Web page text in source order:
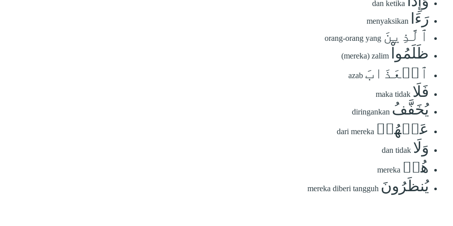
dan ketika
رَءَا menyaksikan
ٱلَّذِينَ orang-orang yang
ظَلَمُواْ (mereka) zalim
ٱلۡعَذَابَ azab
فَلَا maka tidak
يُخَفَّفُ diringankan
عَنۡهُمۡ dari mereka
وَلَا dan tidak
هُمۡ mereka
يُنظَرُونَ mereka diberi tangguh